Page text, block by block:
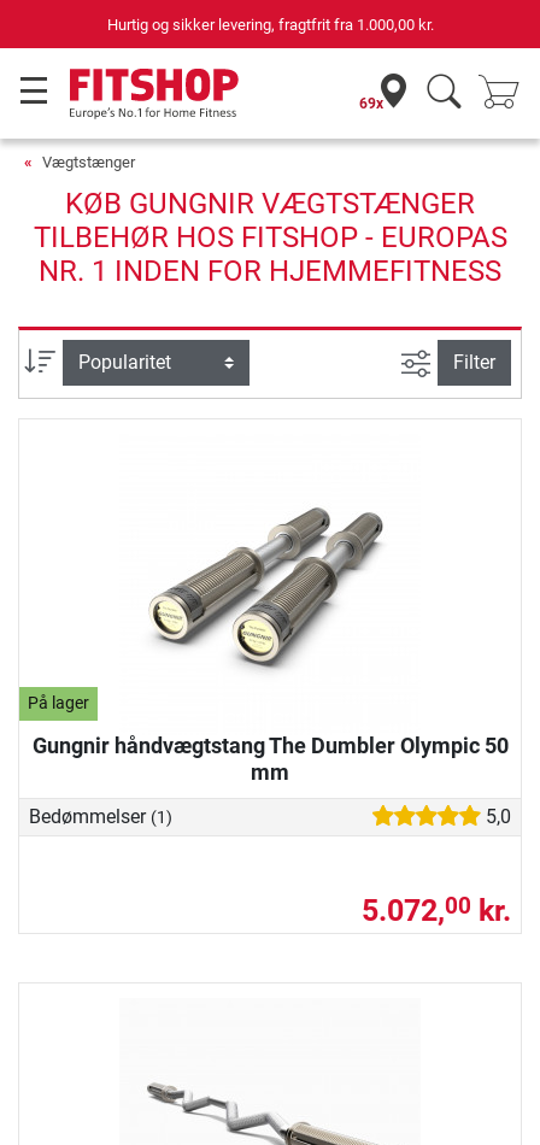
Hurtig og sikker levering, fragtfrit fra 1.000,00 kr.
69x
Vægtstænger
KØB GUNGNIR VÆGTSTÆNGER
TILBEHØR HOS FITSHOP - EUROPAS
NR. 1 INDEN FOR HJEMMEFITNESS
sortering Avanceret
Filter
På lager
Gungnir håndvægtstang The Dumbler Olympic 50
mm
Bedømmelser (1) 5,0
5.072,00 kr.